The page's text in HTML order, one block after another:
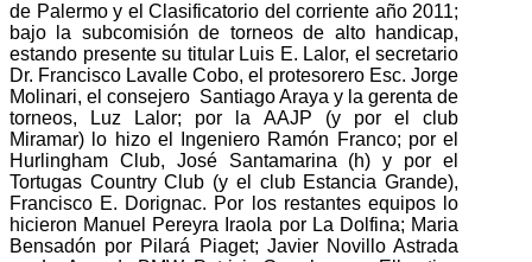
de Palermo y el Clasificatorio del corriente año 2011;
bajo la subcomisión de torneos de alto handicap,
estando presente su titular Luis E. Lalor, el secretario
Dr. Francisco Lavalle Cobo, el protesorero Esc. Jorge
Molinari, el consejero Santiago Araya y la gerenta de
torneos, Luz Lalor; por la AAJP (y por el club
Miramar) lo hizo el Ingeniero Ramón Franco; por el
Hurlingham Club, José Santamarina (h) y por el
Tortugas Country Club (y el club Estancia Grande),
Francisco E. Dorignac. Por los restantes equipos lo
hicieron Manuel Pereyra Iraola por La Dolfina; Maria
Bensadón por Pilará Piaget; Javier Novillo Astrada